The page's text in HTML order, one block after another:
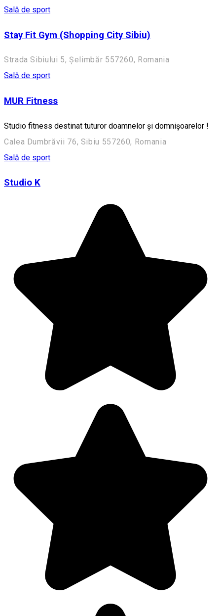
Sală de sport
Stay Fit Gym (Shopping City Sibiu)
Strada Sibiului 5, Șelimbăr 557260, Romania
Sală de sport
MUR Fitness
Studio fitness destinat tuturor doamnelor și domnișoarelor !
Calea Dumbrăvii 76, Sibiu 557260, Romania
Sală de sport
Studio K